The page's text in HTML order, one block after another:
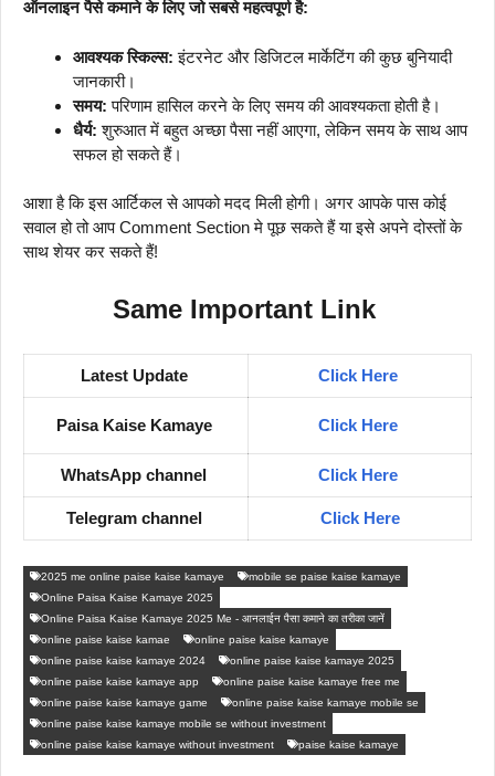
ऑनलाइन पैसे कमाने के लिए जो सबसे महत्वपूर्ण है:
आवश्यक स्किल्स: इंटरनेट और डिजिटल मार्केटिंग की कुछ बुनियादी
जानकारी।
समय: परिणाम हासिल करने के लिए समय की आवश्यकता होती है।
धैर्य: शुरुआत में बहुत अच्छा पैसा नहीं आएगा, लेकिन समय के साथ आप
सफल हो सकते हैं।
आशा है कि इस आर्टिकल से आपको मदद मिली होगी। अगर आपके पास कोई
सवाल हो तो आप Comment Section मे पूछ सकते हैं या इसे अपने दोस्तों के
साथ शेयर कर सकते हैं!
Same Important Link
Latest Update Click Here
Paisa Kaise Kamaye Click Here
WhatsApp channel Click Here
Telegram channel Click Here
2025 me online paise kaise kamaye
mobile se paise kaise kamaye
Online Paisa Kaise Kamaye 2025
Online Paisa Kaise Kamaye 2025 Me - आनलाईन पैसा कमाने का तरीका जानें
online paise kaise kamae
online paise kaise kamaye
online paise kaise kamaye 2024
online paise kaise kamaye 2025
online paise kaise kamaye app
online paise kaise kamaye free me
online paise kaise kamaye game
online paise kaise kamaye mobile se
online paise kaise kamaye mobile se without investment
online paise kaise kamaye without investment
paise kaise kamaye